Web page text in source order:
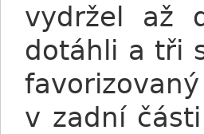
vydržel až
dotáhli a tři
favorizovaný
v zadní